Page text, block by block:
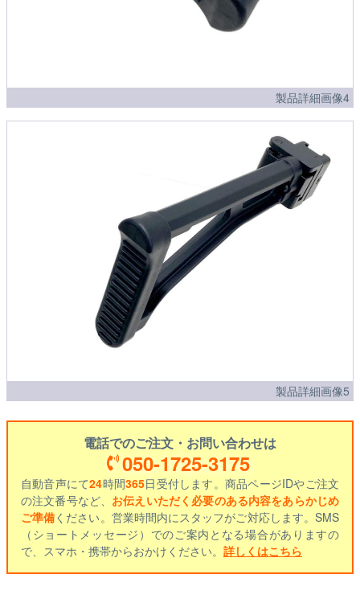
製品詳細画像4
製品詳細画像5
電話でのご注文・お問い合わせは
050-1725-3175
自動音声にて24時間365日受付します。商品ページIDやご注文
の注文番号など、 お伝えいただく必要のある内容をあらかじめ
ご準備ください。営業時間内にスタッフがご対応します。SMS
（ショートメッセージ）でのご案内となる場合がありますの
で、スマホ・携帯からおかけください。 詳しくはこちら